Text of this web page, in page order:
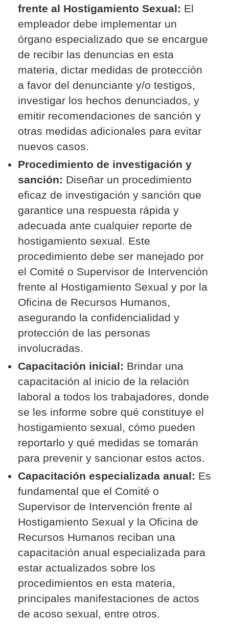
frente al Hostigamiento Sexual: El
empleador debe implementar un
órgano especializado que se encargue
de recibir las denuncias en esta
materia, dictar medidas de protección
a favor del denunciante y/o testigos,
investigar los hechos denunciados, y
emitir recomendaciones de sanción y
otras medidas adicionales para evitar
nuevos casos.
Procedimiento de investigación y
sanción: Diseñar un procedimiento
eficaz de investigación y sanción que
garantice una respuesta rápida y
adecuada ante cualquier reporte de
hostigamiento sexual. Este
procedimiento debe ser manejado por
el Comité o Supervisor de Intervención
frente al Hostigamiento Sexual y por la
Oficina de Recursos Humanos,
asegurando la confidencialidad y
protección de las personas
involucradas.
Capacitación inicial: Brindar una
capacitación al inicio de la relación
laboral a todos los trabajadores, donde
se les informe sobre qué constituye el
hostigamiento sexual, cómo pueden
reportarlo y qué medidas se tomarán
para prevenir y sancionar estos actos.
Capacitación especializada anual: Es
fundamental que el Comité o
Supervisor de Intervención frente al
Hostigamiento Sexual y la Oficina de
Recursos Humanos reciban una
capacitación anual especializada para
estar actualizados sobre los
procedimientos en esta materia,
principales manifestaciones de actos
de acoso sexual, entre otros.